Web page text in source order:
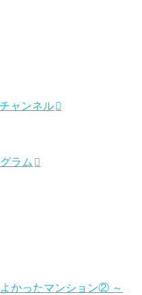
ャンネル
ラム
かったマンション② ～